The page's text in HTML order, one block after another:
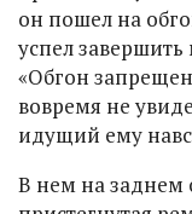
он пошел на
успел
«Обгон
вовремя не
идущий ему
В нем на